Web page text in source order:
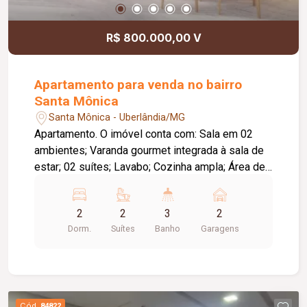
R$ 800.000,00 V
Apartamento para venda no bairro
Santa Mônica
Santa Mônica - Uberlândia/MG
Apartamento. O imóvel conta com: Sala em 02
ambientes; Varanda gourmet integrada à sala de
estar; 02 suítes; Lavabo; Cozinha ampla; Área de
Diferenciais: Upgrades inclusos na venda;
Tomadas preparadas para instalação de ar-
condicionado em todos os cômodos; Varanda
squash; Quadra poliesportiva; Salão de festas;
2
Dorm.
2
Suítes
3
Banho
2
Garagens